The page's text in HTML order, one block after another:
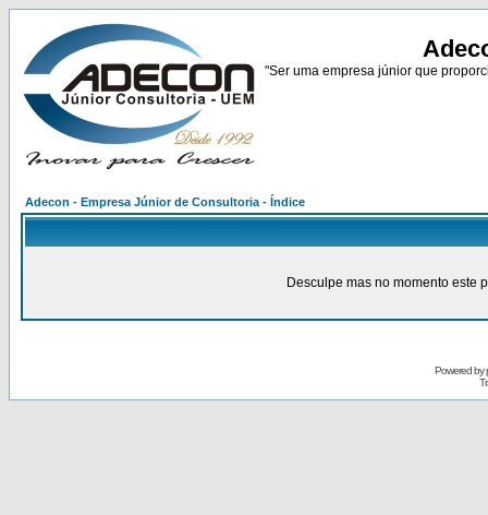
"Ser uma empresa júnior que
Adecon - Empresa Júnior de Consultoria - Índice
Desculpe mas no momento este
Powered by